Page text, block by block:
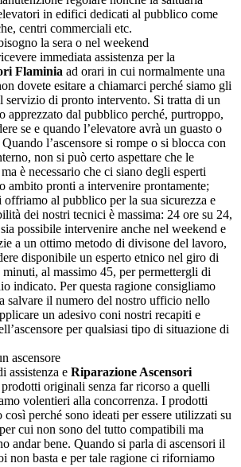
in edifici dedicati al pubblico come
centri commerciali etc.
la sera o nel weekend
immediata assistenza per la
Flaminia ad orari in cui normalmente una
dovete esitare a chiamarci perché siamo gli
servizio di pronto intervento. Si tratta di un
apprezzato dal pubblico perché, purtroppo,
se e quando l’elevatore avrà un guasto o
l’ascensore si rompe o si blocca con
non si può certo aspettare che le
è necessario che ci siano degli esperti
ambito pronti a intervenire prontamente;
al pubblico per la sua sicurezza e
dei nostri tecnici è massima: 24 ore su 24,
possibile intervenire anche nel weekend e
a un ottimo metodo di divisone del lavoro,
disponibile un esperto etnico nel giro di
al massimo 45, per permettergli di
indicato. Per questa ragione consigliamo
salvare il numero del nostro ufficio nello
un adesivo coni nostri recapiti e
per qualsiasi tipo di situazione di
ascensore
assistenza e Riparazione Ascensori
originali senza far ricorso a quelli
volentieri alla concorrenza. I prodotti
perché sono ideati per essere utilizzati su
cui non sono del tutto compatibili ma
andar bene. Quando si parla di ascensori il
non basta e per tale ragione ci riforniamo